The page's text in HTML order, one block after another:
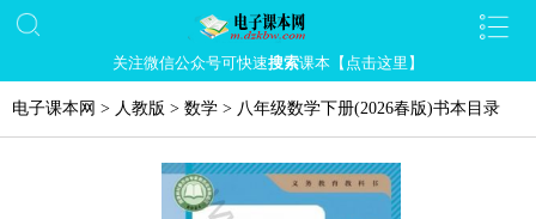
关注微信公众号可快速搜索课本【点击这里】
电子课本网 > 人教版 > 数学 > 八年级数学下册(2026春版)书本目录